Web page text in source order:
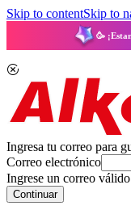
Skip to contentSkip to
🥳
Ingresa tu correo para
Correo electrónico
Ingrese un correo válido
Continuar